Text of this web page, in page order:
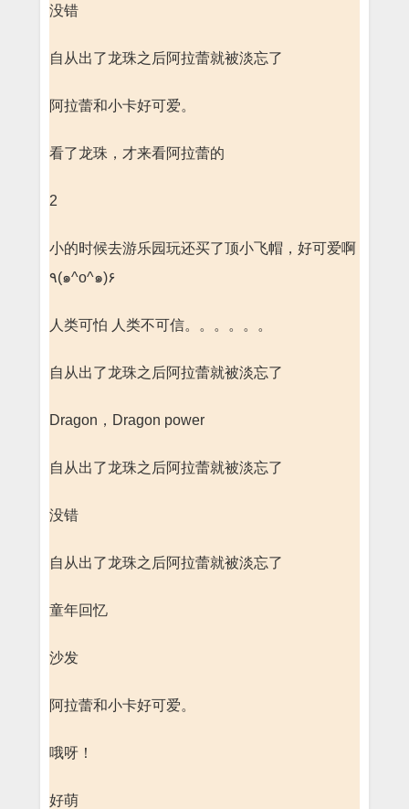
没错
自从出了龙珠之后阿拉蕾就被淡忘了
阿拉蕾和小卡好可爱。
看了龙珠，才来看阿拉蕾的
2
小的时候去游乐园玩还买了顶小飞帽，好可爱啊
٩(๑^o^๑)۶
人类可怕 人类不可信。。。。。。
自从出了龙珠之后阿拉蕾就被淡忘了
Dragon，Dragon power
自从出了龙珠之后阿拉蕾就被淡忘了
没错
自从出了龙珠之后阿拉蕾就被淡忘了
童年回忆
沙发
阿拉蕾和小卡好可爱。
哦呀！
好萌